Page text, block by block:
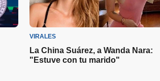
VIRALES
La China Suárez, a Wanda Nara:
"Estuve con tu marido"